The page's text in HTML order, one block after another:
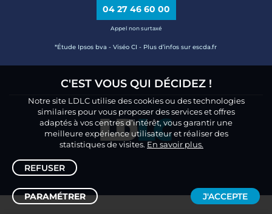
04 27 46 60 00
Appel non surtaxé
*Étude Ipsos bva - Viséo CI - Plus d’infos sur escda.fr
C'EST VOUS QUI DÉCIDEZ !
Notre site LDLC utilise des cookies ou des technologies
similaires pour vous proposer des services et offres
adaptés à vos centres d’intérêt, vous garantir une
meilleure expérience utilisateur et réaliser des
statistiques de visites. En savoir plus.
REFUSER
PARAMÉTRER J'ACCEPTE